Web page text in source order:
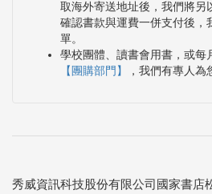
取海外寄送地址後，我們將另
確認書款與運費一併支付後，
單。
學校團體、讀書會用書，或每
【團購部門】
，我們有專人為
秀威資訊科技股份有限公司國家書店